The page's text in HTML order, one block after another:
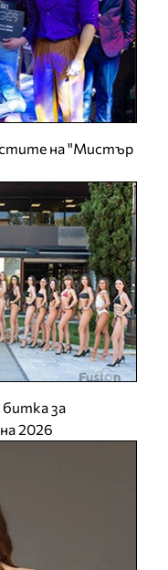
на "Мистър
битка за
2026